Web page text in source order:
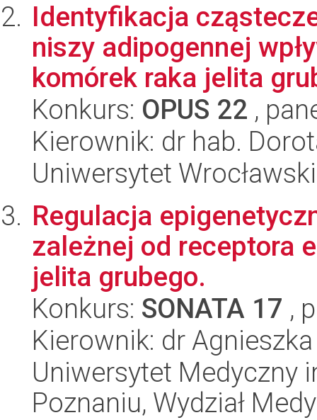
Identyfikacja
niszy adipogennej
komórek raka jelita
Konkurs: OPUS 22 ,
Kierownik: dr hab.
Uniwersytet
Regulacja
zależnej od receptora
jelita grubego.
Konkurs: SONATA 17 ,
Kierownik: dr
Uniwersytet Medyczny
Poznaniu, Wydział